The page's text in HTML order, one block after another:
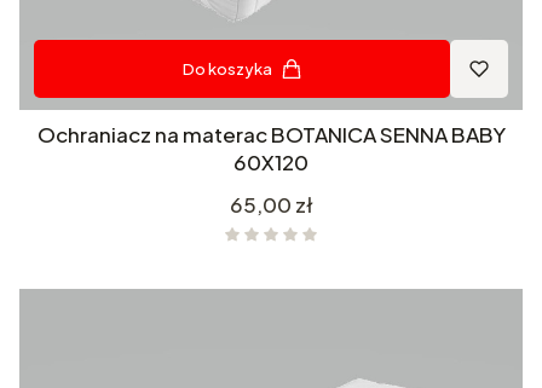
Do koszyka
Ochraniacz na materac BOTANICA SENNA BABY
60X120
Cena
65,00 zł